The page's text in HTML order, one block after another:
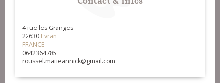
4 rue les Granges
22630 Evran
FRANCE
0642364785
roussel.marieannick@gmail.com